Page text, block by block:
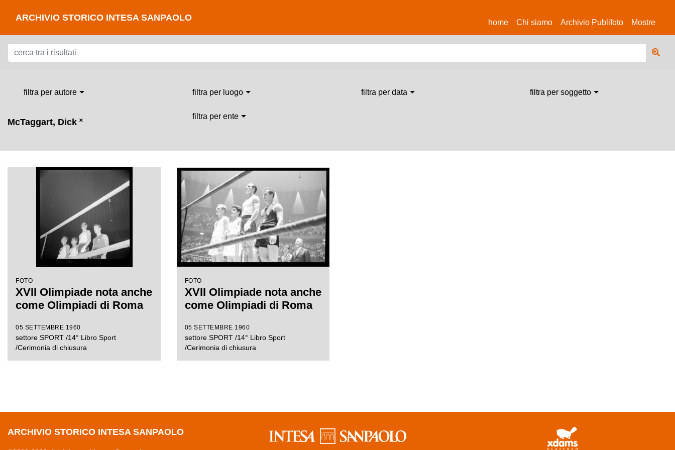
ARCHIVIO STORICO INTESA SANPAOLO home(current)
Chi siamo Archivio Publifoto Mostre
filtra per autore filtra per luogo filtra per data filtra per soggetto
McTaggart, Dick ˟
filtra per ente
FOTO
XVII Olimpiade nota anche
come Olimpiadi di Roma
05 SETTEMBRE 1960
settore SPORT /14° Libro Sport
/Cerimonia di chiusura
FOTO
XVII Olimpiade nota anche
come Olimpiadi di Roma
05 SETTEMBRE 1960
settore SPORT /14° Libro Sport
/Cerimonia di chiusura
ARCHIVIO STORICO INTESA SANPAOLO